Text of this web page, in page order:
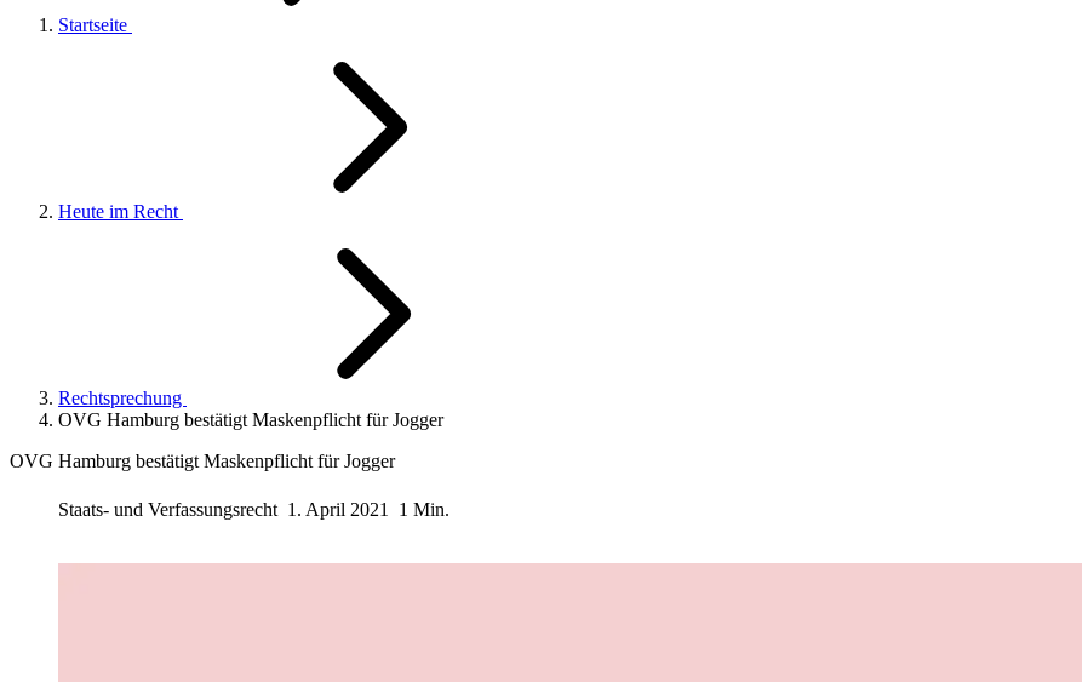
Startseite
Heute im Recht
Rechtsprechung
OVG Hamburg bestätigt Maskenpflicht für Jogger
OVG Hamburg bestätigt Maskenpflicht für Jogger
Staats- und Verfassungsrecht 1. April 2021 1 Min.